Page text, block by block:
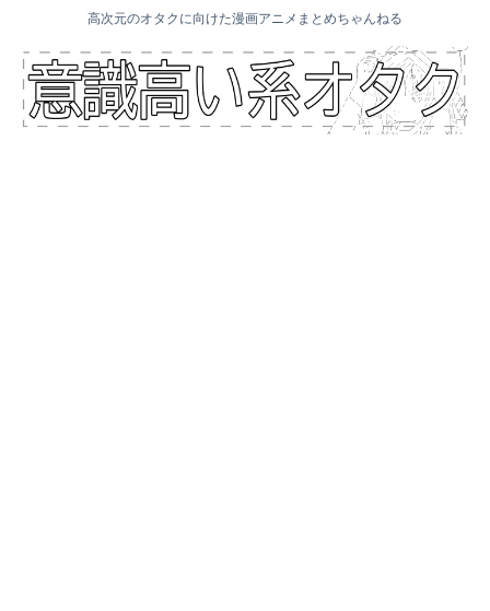
高次元のオタクに向けた漫画アニメまとめちゃんねる